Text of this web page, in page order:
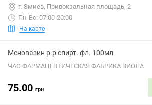
г. Змиев, Привокзальная площадь, 2
Пн-Вс: 07:00-20:00
На карте
Меновазин р-р спирт. фл. 100мл
ЧАО ФАРМАЦЕВТИЧЕСКАЯ ФАБРИКА ВИОЛА
75.00 грн